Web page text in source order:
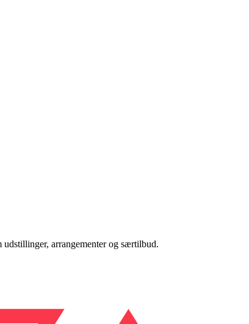
arrangementer og særtilbud.